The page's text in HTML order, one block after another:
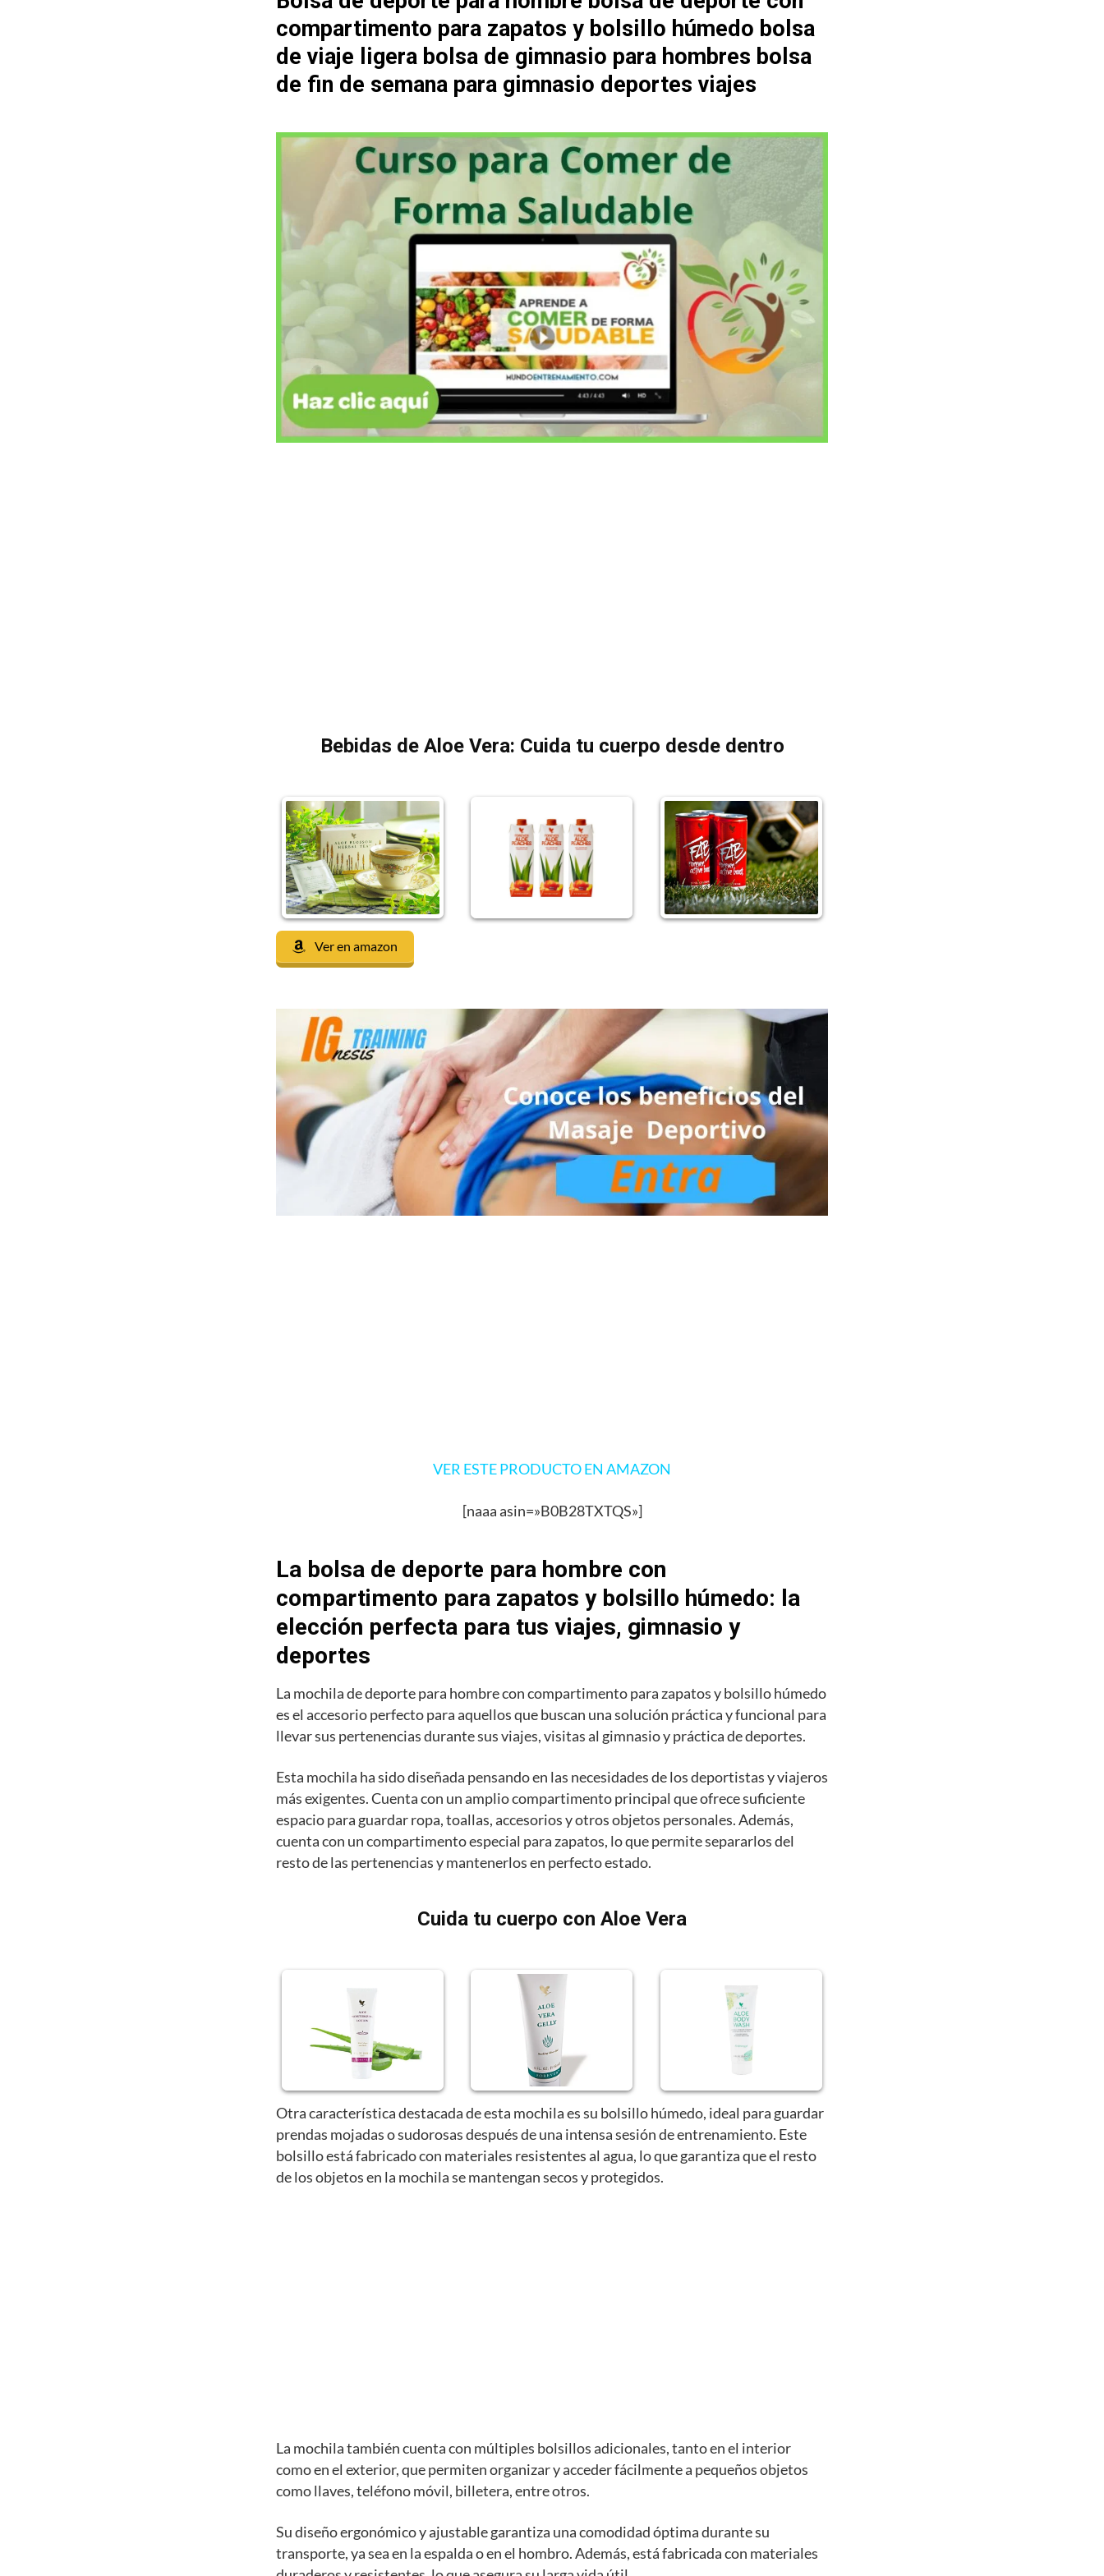
compartimento para zapatos y bolsillo húmedo bolsa
de viaje ligera bolsa de gimnasio para hombres bolsa
de fin de semana para gimnasio deportes viajes
Bebidas de Aloe Vera: Cuida tu cuerpo desde dentro
Ver en amazon
VER ESTE PRODUCTO EN AMAZON
[naaa asin=»B0B28TXTQS»]
La bolsa de deporte para hombre con
compartimento para zapatos y bolsillo húmedo: la
elección perfecta para tus viajes, gimnasio y
deportes
La mochila de deporte para hombre con compartimento para zapatos y bolsillo húmedo
es el accesorio perfecto para aquellos que buscan una solución práctica y funcional para
llevar sus pertenencias durante sus viajes, visitas al gimnasio y práctica de deportes.
Esta mochila ha sido diseñada pensando en las necesidades de los deportistas y viajeros
más exigentes. Cuenta con un amplio compartimento principal que ofrece suficiente
espacio para guardar ropa, toallas, accesorios y otros objetos personales. Además,
cuenta con un compartimento especial para zapatos, lo que permite separarlos del
resto de las pertenencias y mantenerlos en perfecto estado.
Cuida tu cuerpo con Aloe Vera
Otra característica destacada de esta mochila es su bolsillo húmedo, ideal para guardar
prendas mojadas o sudorosas después de una intensa sesión de entrenamiento. Este
bolsillo está fabricado con materiales resistentes al agua, lo que garantiza que el resto
de los objetos en la mochila se mantengan secos y protegidos.
La mochila también cuenta con múltiples bolsillos adicionales, tanto en el interior
como en el exterior, que permiten organizar y acceder fácilmente a pequeños objetos
como llaves, teléfono móvil, billetera, entre otros.
Su diseño ergonómico y ajustable garantiza una comodidad óptima durante su
transporte, ya sea en la espalda o en el hombro. Además, está fabricada con materiales